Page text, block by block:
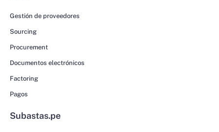
Gestión de proveedores
Sourcing
Procurement
Documentos electrónicos
Factoring
Pagos
Subastas.pe